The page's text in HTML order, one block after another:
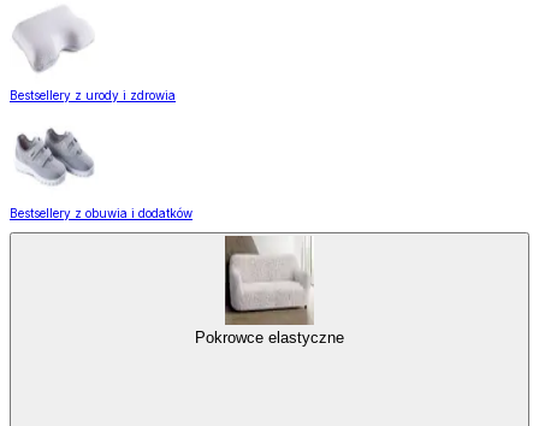
Bestsellery z urody i zdrowia
Bestsellery z obuwia i dodatków
Pokrowce elastyczne